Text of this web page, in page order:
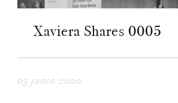
Xaviera Shares 0005
05 junio 2020